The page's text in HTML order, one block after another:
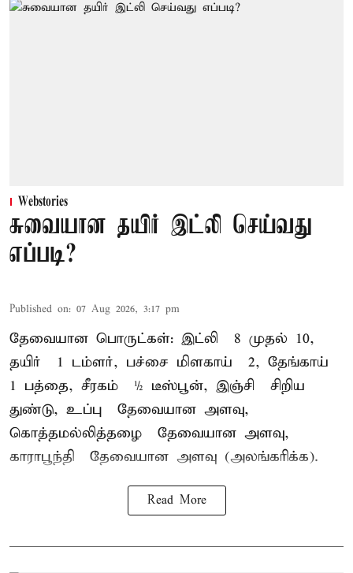
Webstories
சுவையான தயிர் இட்லி செய்வது
எப்படி?
Published on: 07 Aug 2026, 3:17 pm
தேவையான பொருட்கள்: இட்லி – 8 முதல் 10,
தயிர் – 1 டம்ளர், பச்சை மிளகாய் – 2, தேங்காய் –
1 பத்தை, சீரகம் – ½ டீஸ்பூன், இஞ்சி – சிறிய
துண்டு, உப்பு – தேவையான அளவு,
கொத்தமல்லித்தழை – தேவையான அளவு,
காராபூந்தி – தேவையான அளவு (அலங்கரிக்க).
Read More